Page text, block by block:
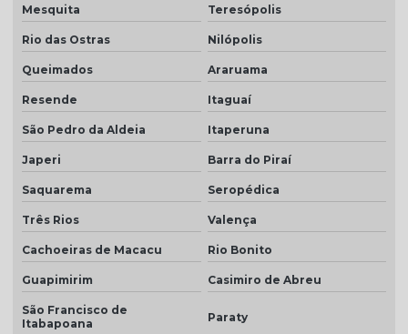
Telha colonial esmaltada preço
Telha colonial marfim
Telha colonial natural
Telha colonial resinada
Telha colonial resinada preço
Telha colonial resinada valor
Telha de concreto cinza
Telha de concreto esmaltada
Mesquita Teresópolis
Rio das Ostras Nilópolis
Queimados Araruama
Resende Itaguaí
São Pedro da Aldeia Itaperuna
Japeri Barra do Piraí
Saquarema Seropédica
Três Rios Valença
Cachoeiras de Macacu Rio Bonito
Guapimirim Casimiro de Abreu
São Francisco de
Itabapoana
Paraty